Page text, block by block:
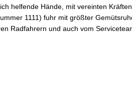
helfende Hände, mit vereinten
1111) fuhr mit größter
Radfahrern und auch vom